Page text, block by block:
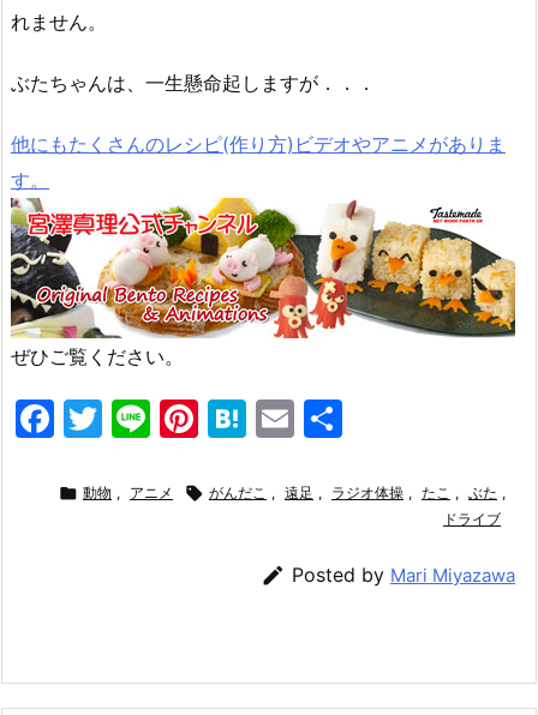
れません。
ぶたちゃんは、一生懸命起しますが．．．
他にもたくさんのレシピ(作り方)ビデオやアニメがありま
す。
ぜひご覧ください。
F
c
k
T
itt
Li
e
Pi
er
H
e
a
E
ai
 動物 , アニメ  がんだこ , 遠足 , ラジオ体操 , たこ , ぶた ,
ドライブ
 Posted by Mari Miyazawa